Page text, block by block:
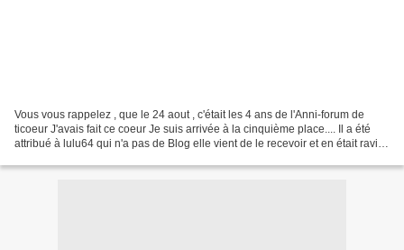
Vous vous rappelez , que le 24 aout , c'était les 4 ans de l'Anni-forum de
ticoeur J'avais fait ce coeur Je suis arrivée à la cinquième place.... Il a été
attribué à lulu64 qui n'a pas de Blog elle vient de le recevoir et en était ravie